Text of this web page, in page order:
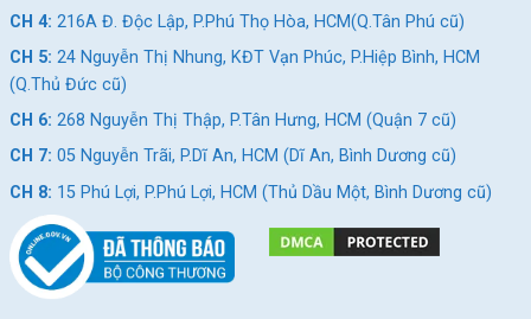
CH 4: 216A Đ. Độc Lập, P.Phú Thọ Hòa, HCM(Q.Tân Phú cũ)
CH 5: 24 Nguyễn Thị Nhung, KĐT Vạn Phúc, P.Hiệp Bình, HCM
(Q.Thủ Đức cũ)
CH 6: 268 Nguyễn Thị Thập, P.Tân Hưng, HCM (Quận 7 cũ)
CH 7: 05 Nguyễn Trãi, P.Dĩ An, HCM (Dĩ An, Bình Dương cũ)
CH 8: 15 Phú Lợi, P.Phú Lợi, HCM (Thủ Dầu Một, Bình Dương cũ)